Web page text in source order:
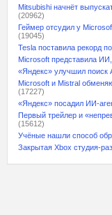
Mitsubishi начнёт
(20962)
Геймер отсудил у Microsoft
(19045)
Tesla поставила рекорд по
Microsoft представила ИИ,
«Яндекс» улучшил поиск
Microsoft и Mistral
(17227)
«Яндекс» посадил ИИ-
Первый трейлер и
(15612)
Учёные нашли способ
Закрытая Xbox студия-